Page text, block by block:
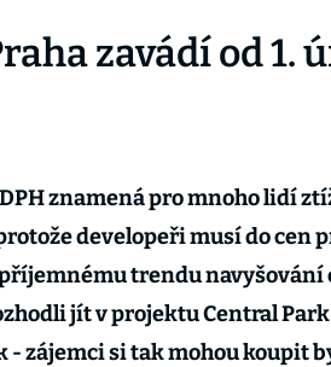
zavádí od 1.
znamená pro mnoho lidí
developeři musí do cen
trendu navyšování
jít v projektu Central Park
- zájemci si tak mohou koupit